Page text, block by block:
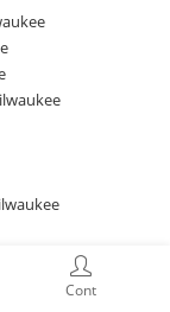
Cont
PCSSW54